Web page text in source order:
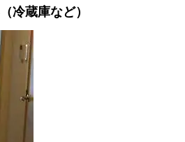
冷蔵庫など）